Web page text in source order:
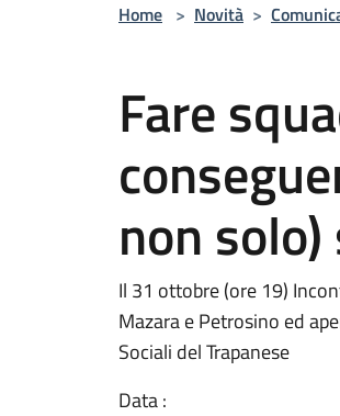
Home > Novità >
Fare
non
Il 31 ottobre (ore 19)
Mazara e Petrosino ed
Sociali del Trapanese
Data :